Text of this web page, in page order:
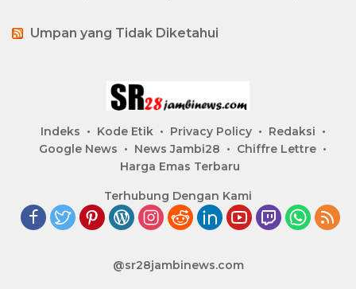
Umpan yang Tidak Diketahui
Indeks Kode Etik Privacy Policy
Redaksi
Google News
News Jambi28
Chiffre Lettre
Harga Emas Terbaru
Terhubung Dengan Kami
@sr28jambinews.com